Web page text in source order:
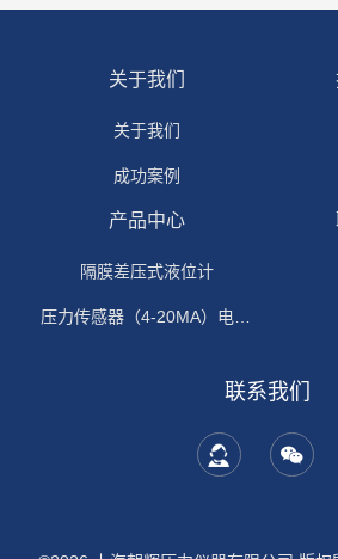
关于我们
关于我们
成功案例
产品中心
隔膜差压式液位计
压力传感器（4-20MA）电流输出
联系我们